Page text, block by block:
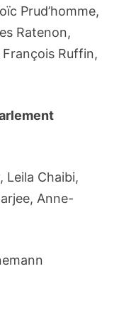
Prud’homme,
Ratenon,
François Ruffin,
Leila Chaibi,
Anne-